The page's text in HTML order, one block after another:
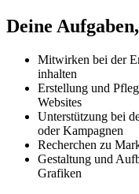
Deine
Mitwirken bei der
inhalten
Erstellung und
Websites
Unterstützung bei
oder Kampagnen
Recherchen zu
Gestaltung und
Grafiken